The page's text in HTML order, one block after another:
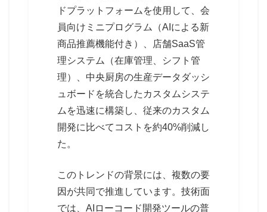
ドプラットフォームを使用して、会
員向けミニプログラム（AIによる新
商品推薦機能付き）、店舗SaaS管
理システム（在庫管理、シフト管
理）、中央厨房の生産データダッシ
ュボードを統合したカスタムシステ
ムを迅速に構築し、従来のカスタム
開発に比べてコストを約40%削減し
た。
このトレンドの背景には、複数の要
因が共同で推進しています。技術面
では、AIローコード開発ツールの普